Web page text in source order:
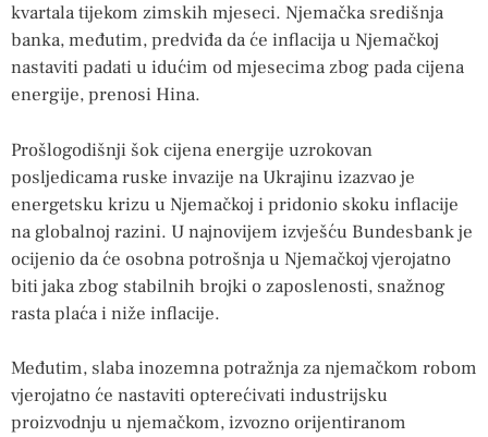
kvartala tijekom zimskih mjeseci. Njemačka središnja
banka, međutim, predviđa da će inflacija u Njemačkoj
nastaviti padati u idućim od mjesecima zbog pada cijena
energije, prenosi Hina.
Prošlogodišnji šok cijena energije uzrokovan
posljedicama ruske invazije na Ukrajinu izazvao je
energetsku krizu u Njemačkoj i pridonio skoku inflacije
na globalnoj razini. U najnovijem izvješću Bundesbank je
ocijenio da će osobna potrošnja u Njemačkoj vjerojatno
biti jaka zbog stabilnih brojki o zaposlenosti, snažnog
rasta plaća i niže inflacije.
Međutim, slaba inozemna potražnja za njemačkom robom
vjerojatno će nastaviti opterećivati ​​industrijsku
proizvodnju u njemačkom, izvozno orijentiranom